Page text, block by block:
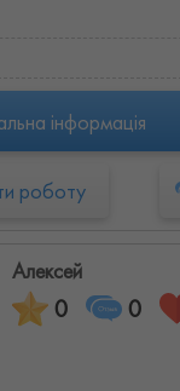
інформація
роботу
Алексей
0 0